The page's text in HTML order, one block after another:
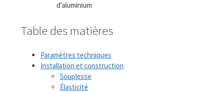
d'aluminium
Table des matières
Paramètres techniques
Installation et construction
Souplesse
Élasticité